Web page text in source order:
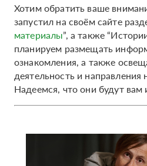
Хотим обратить ваше
запустил на своём сайте
материалы”, а также
планируем размещать
ознакомления, а также
деятельность и
Надеемся, что они будут